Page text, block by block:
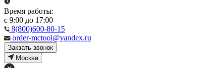
Время работы:
с 9:00 до 17:00
8(800)600-80-15
order-mctool@yandex.ru
Закзать звонок
Москва